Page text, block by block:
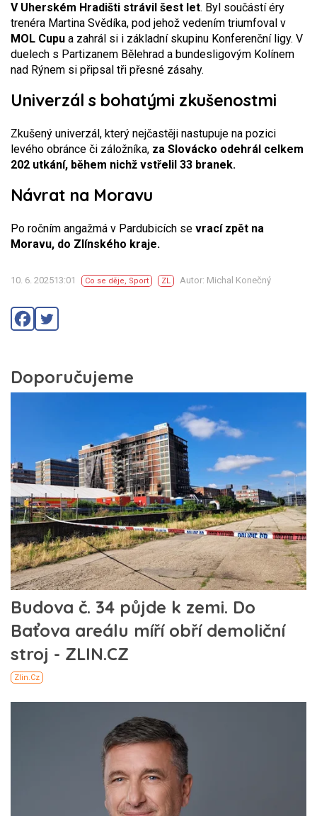
V Uherském Hradišti strávil šest let. Byl součástí éry
trenéra Martina Svědíka, pod jehož vedením triumfoval v
MOL Cupu a zahrál si i základní skupinu Konferenční ligy. V
duelech s Partizanem Bělehrad a bundesligovým Kolínem
nad Rýnem si připsal tři přesné zásahy.
Univerzál s bohatými zkušenostmi
Zkušený univerzál, který nejčastěji nastupuje na pozici
levého obránce či záložníka, za Slovácko odehrál celkem
202 utkání, během nichž vstřelil 33 branek.
Návrat na Moravu
Po ročním angažmá v Pardubicích se vrací zpět na
Moravu, do Zlínského kraje.
10. 6. 202513:01 Co se děje, Sport ZL Autor: Michal Konečný